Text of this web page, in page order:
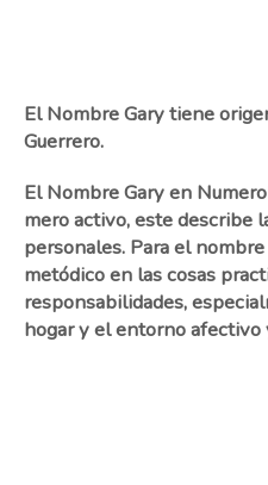
El Nombre Gary tiene
Guerrero.
El Nombre Gary en
mero activo, este describe
personales. Para el
metódico en las cosas
responsabilidades,
hogar y el entorno afectivo